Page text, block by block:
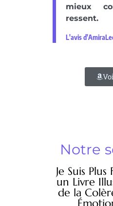
mieux
ressent.
L'avis
Notre
Je Suis
un Livre
de la